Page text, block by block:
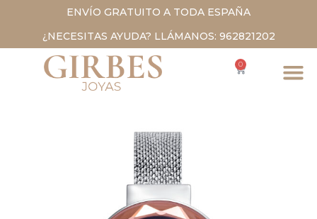
ENVÍO GRATUITO A TODA ESPAÑA
¿NECESITAS AYUDA? LLÁMANOS: 962821202
0